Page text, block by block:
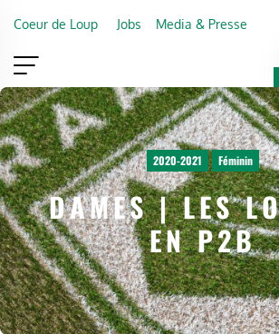
Coeur de Loup Jobs Media & Presse
2020-2021 Féminin
DAMES | LES
EN P2B